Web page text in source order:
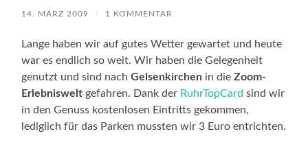
14. MÄRZ 2009 / 1 KOMMENTAR
Lange haben wir auf gutes Wetter gewartet und heute
war es endlich so weit. Wir haben die Gelegenheit
genutzt und sind nachGelsenkirchen in dieZoom-
Erlebniswelt gefahren. Dank der RuhrTopCard sind wir
in den Genuss kostenlosen Eintritts gekommen,
lediglich für das Parken mussten wir 3 Euro entrichten.